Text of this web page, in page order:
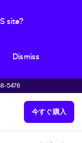
site?
Dismiss
5476
今すぐ購入